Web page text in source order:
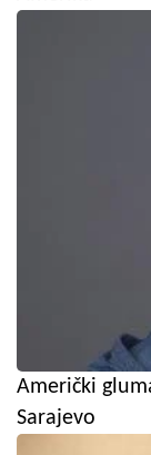
Američki
Sarajevo